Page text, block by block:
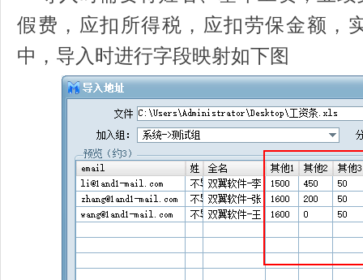
假费，应扣所得税，应扣劳保金额，
中，导入时进行字段映射如下图